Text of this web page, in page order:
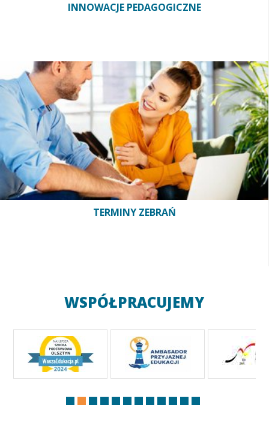
INNOWACJE PEDAGOGICZNE
TERMINY ZEBRAŃ
WSPÓŁPRACUJEMY